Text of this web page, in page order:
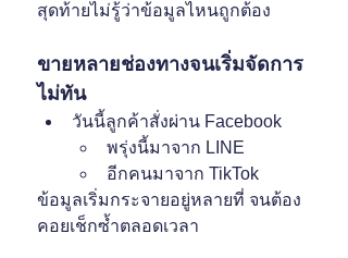
สุดท้ายไม่รู้ว่าข้อมูลไหนถูกต้อง
ขายหลายช่องทางจนเริ่มจัดการ
ไม่ทัน
วันนี้ลูกค้าสั่งผ่าน Facebook
พรุ่งนี้มาจาก LINE
อีกคนมาจาก TikTok
ข้อมูลเริ่มกระจายอยู่หลายที่ จนต้อง
คอยเช็กซ้ำตลอดเวลา